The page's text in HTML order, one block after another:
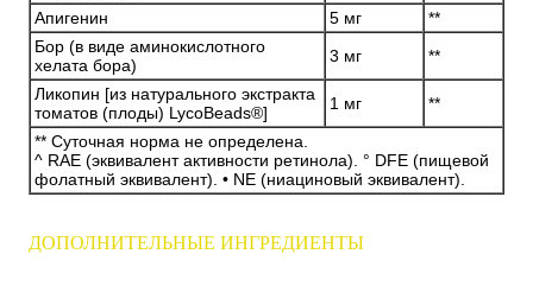
Апигенин 5 мг
**
Бор (в виде аминокислотного
хелата бора)
3 мг
**
Ликопин [из натурального экстракта
томатов (плоды) LycoBeads®]
1 мг
**
** Суточная норма не определена.
^ RAE (эквивалент активности ретинола). ° DFE (пищевой
фолатный эквивалент). • NE (ниациновый эквивалент).
ДОПОЛНИТЕЛЬНЫЕ ИНГРЕДИЕНТЫ